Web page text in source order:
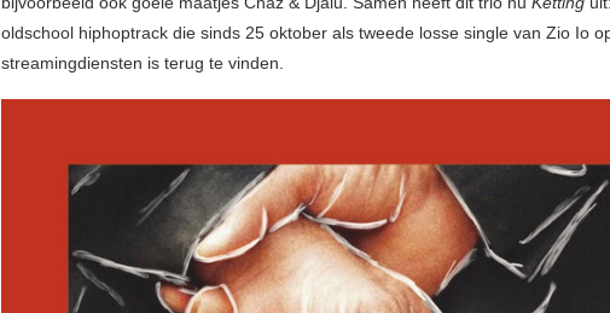
oldschool hiphoptrack die sinds 25 oktober als tweede losse single van Zio Io
streamingdiensten is terug te vinden.